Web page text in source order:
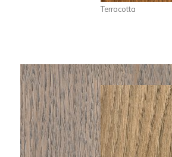
Terracotta